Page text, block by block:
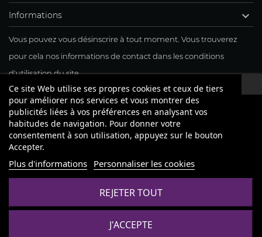
Informations 
Vous pouvez vous désinscrire à tout moment. Vous trouverez
pour cela nos informations de contact dans les conditions
d'utilisation du site.
J'accepte mon inscription à la newsletter
Ce site Web utilise ses propres cookies et ceux de tiers
pour améliorer nos services et vous montrer des
publicités liées à vos préférences en analysant vos
habitudes de navigation. Pour donner votre
consentement à son utilisation, appuyez sur le bouton
Accepter.
Plus d'informations Personnaliser les cookies
REJETER TOUT
J'ACCEPTE
© 2019 InterTime. All rights reserved.